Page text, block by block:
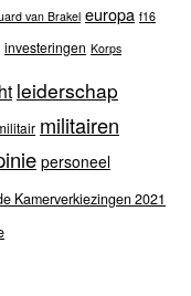
van Brakel europa f16
investeringen Korps
leiderschap
militairen
personeel
Kamerverkiezingen 2021